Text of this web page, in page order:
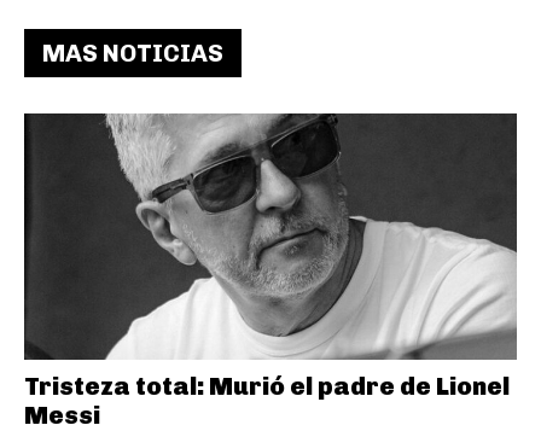
MAS NOTICIAS
Tristeza total: Murió el padre de Lionel
Messi